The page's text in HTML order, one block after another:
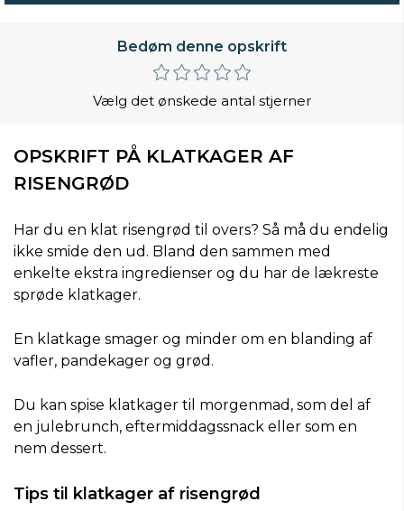
Bedøm denne opskrift
Vælg det ønskede antal stjerner
OPSKRIFT PÅ KLATKAGER AF
RISENGRØD
Har du en klat risengrød til overs? Så må du endelig
ikke smide den ud. Bland den sammen med
enkelte ekstra ingredienser og du har de lækreste
sprøde klatkager.
En klatkage smager og minder om en blanding af
vafler, pandekager og grød.
Du kan spise klatkager til morgenmad, som del af
en julebrunch, eftermiddagssnack eller som en
nem dessert.
Tips til klatkager af risengrød